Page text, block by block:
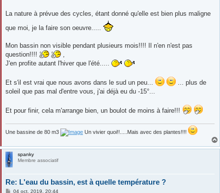
La nature à prévue des cycles, étant donné qu'elle est bien plus maligne
que moi, je la faire son oeuvre.....
Mon bassin non visible pendant plusieurs mois!!!! Il n'en n'est pas
question!!!!
J'en profite autant l'hiver que l'été.....
Et s'il est vrai que nous avons dans le sud un peu...
... plus de
soleil que pas mal d'entre vous, j'ai déjà eu du -15°...
Et pour finir, cela m'arrange bien, un boulot de moins à faire!!!
Une bassine de 80 m3 Un vivier quoi!!.....Mais avec des plantes!!!!
spanky
Membre associatif
Re: L'eau du bassin, est à quelle température ?
M04 oct. 2019, 20:44